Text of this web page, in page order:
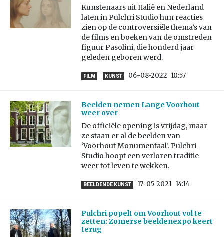
Kunstenaars uit Italië en Nederland
laten in Pulchri Studio hun reacties
zien op de controversiële thema’s van
de films en boeken van de omstreden
figuur Pasolini, die honderd jaar
geleden geboren werd.
FILM KUNST 06-08-2022 10:57
Beelden nemen Lange Voorhout
weer over
De officiële opening is vrijdag, maar
ze staan er al de beelden van
‘Voorhout Monumentaal’. Pulchri
Studio hoopt een verloren traditie
weer tot leven te wekken.
BEELDENDE KUNST 17-05-2021 14:14
Pulchri popelt om Voorhout vol te
zetten: Zomerse beeldenexpo keert
terug